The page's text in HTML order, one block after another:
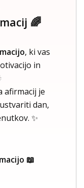
🌈
, ki vas
in
afirmacij je
dan,
✨
📖